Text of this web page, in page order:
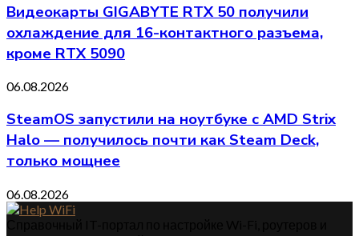
Видеокарты GIGABYTE RTX 50 получили
охлаждение для 16-контактного разъема,
кроме RTX 5090
06.08.2026
SteamOS запустили на ноутбуке с AMD Strix
Halo — получилось почти как Steam Deck,
только мощнее
06.08.2026